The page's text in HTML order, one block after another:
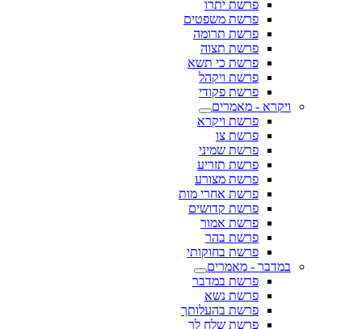
פרשת יתרו
פרשת משפטים
פרשת תרומה
פרשת תצוה
פרשת כי תשא
פרשת ויקהל
פרשת פקודי
ויקרא - מאמרים
פרשת ויקרא
פרשת צו
פרשת שמיני
פרשת תזריע
פרשת מצורע
פרשת אחרי מות
פרשת קדושים
פרשת אמור
פרשת בהר
פרשת בחוקותי
במדבר - מאמרים
פרשת במדבר
פרשת נשא
פרשת בהעלותך
פרשת שלח לך